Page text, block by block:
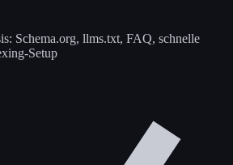
Schema.org, llms.txt, FAQ, schnelle
Setup